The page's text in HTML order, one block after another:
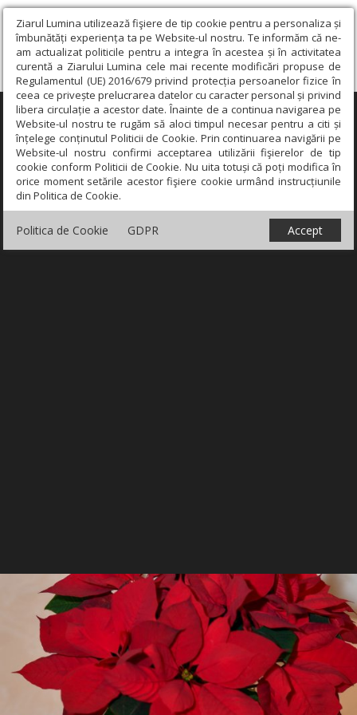
Ziarul Lumina utilizează fişiere de tip cookie pentru a personaliza și
îmbunătăți experiența ta pe Website-ul nostru. Te informăm că ne-
am actualizat politicile pentru a integra în acestea și în activitatea
curentă a Ziarului Lumina cele mai recente modificări propuse de
Regulamentul (UE) 2016/679 privind protecția persoanelor fizice în
ceea ce privește prelucrarea datelor cu caracter personal și privind
libera circulație a acestor date. Înainte de a continua navigarea pe
Website-ul nostru te rugăm să aloci timpul necesar pentru a citi și
înțelege conținutul Politicii de Cookie. Prin continuarea navigării pe
Website-ul nostru confirmi acceptarea utilizării fişierelor de tip
cookie conform Politicii de Cookie. Nu uita totuși că poți modifica în
orice moment setările acestor fişiere cookie urmând instrucțiunile
din Politica de Cookie.
Politica de Cookie GDPR Accept
×